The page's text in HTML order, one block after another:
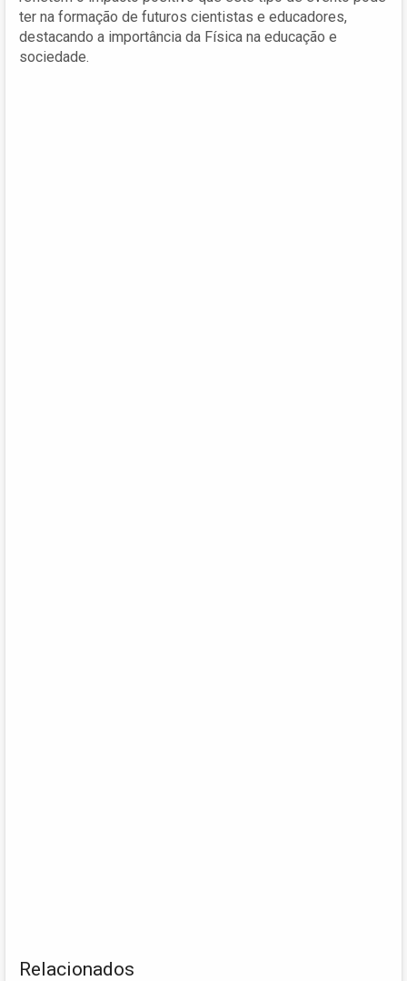
ter na formação de futuros cientistas e educadores,
destacando a importância da Física na educação e
sociedade.
Relacionados